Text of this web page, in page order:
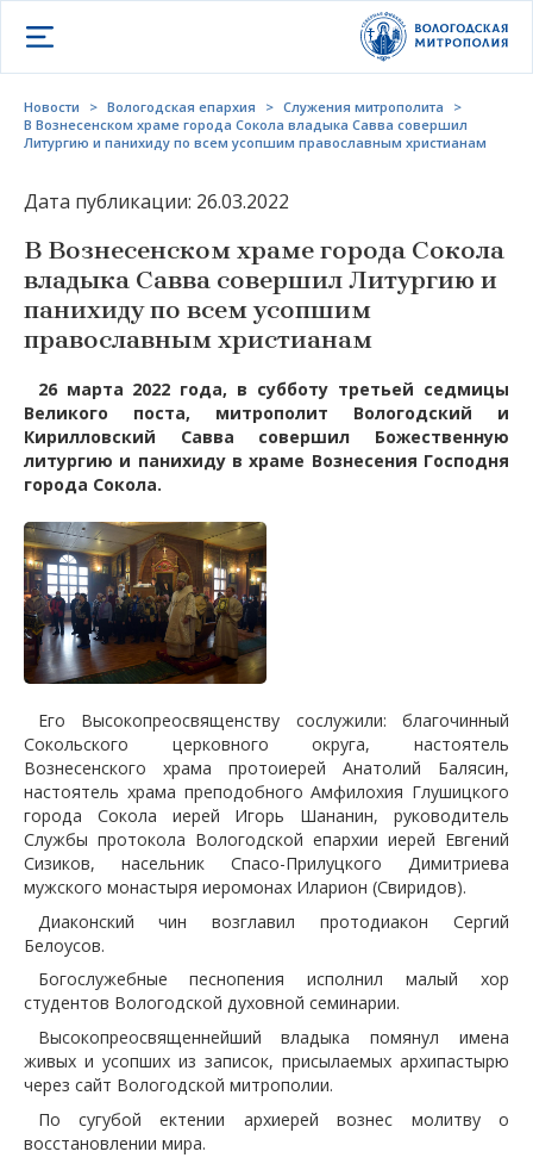
Открыть меню
Новости > Вологодская епархия > Служения митрополита
>
В Вознесенском храме города Сокола владыка Савва совершил
Литургию и панихиду по всем усопшим православным христианам
Дата публикации: 26.03.2022
В Вознесенском храме города Сокола
владыка Савва совершил Литургию и
панихиду по всем усопшим
православным христианам
26 марта 2022 года, в субботу третьей седмицы
Великого поста, митрополит Вологодский и
Кирилловский Савва совершил Божественную
литургию и панихиду в храме Вознесения Господня
города Сокола.
Его Высокопреосвященству сослужили: благочинный
Сокольского церковного округа, настоятель
Вознесенского храма протоиерей Анатолий Балясин,
настоятель храма преподобного Амфилохия Глушицкого
города Сокола иерей Игорь Шананин, руководитель
Службы протокола Вологодской епархии иерей Евгений
Сизиков, насельник Спасо-Прилуцкого Димитриева
мужского монастыря иеромонах Иларион (Свиридов).
Диаконский чин возглавил протодиакон Сергий
Белоусов.
Богослужебные песнопения исполнил малый хор
студентов Вологодской духовной семинарии.
Высокопреосвященнейший владыка помянул имена
живых и усопших из записок, присылаемых архипастырю
через сайт Вологодской митрополии.
По сугубой ектении архиерей вознес молитву о
восстановлении мира.